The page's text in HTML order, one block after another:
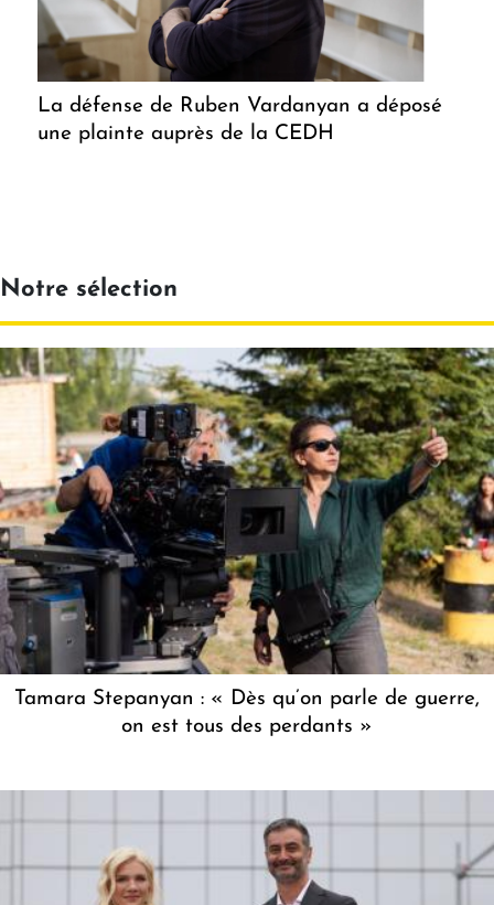
La défense de Ruben Vardanyan a déposé
une plainte auprès de la CEDH
Notre sélection
Tamara Stepanyan : « Dès qu’on parle de guerre,
on est tous des perdants »